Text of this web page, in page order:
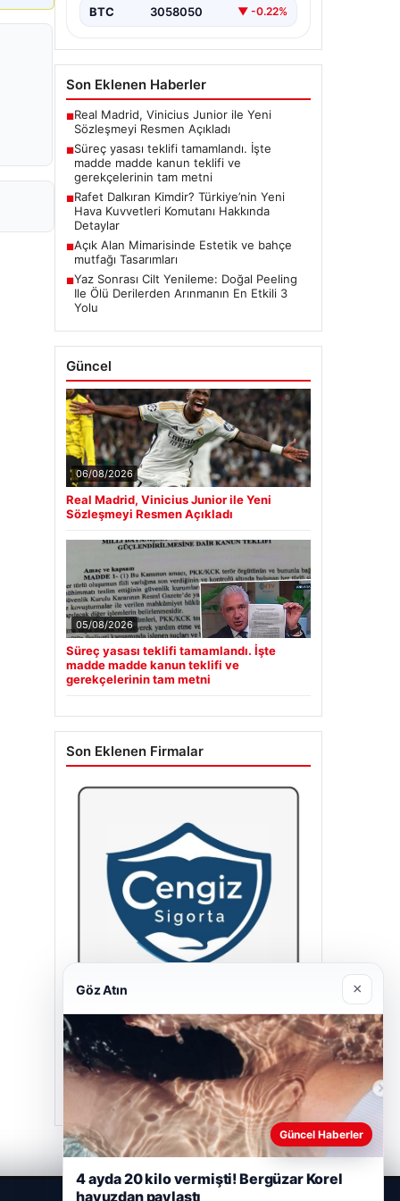
BTC 3058050 ▼ -0.22%
Son Eklenen Haberler
■Real Madrid, Vinicius Junior ile Yeni
Sözleşmeyi Resmen Açıkladı
■Süreç yasası teklifi tamamlandı. İşte
madde madde kanun teklifi ve
gerekçelerinin tam metni
■Rafet Dalkıran Kimdir? Türkiye’nin Yeni
Hava Kuvvetleri Komutanı Hakkında
Detaylar
■Açık Alan Mimarisinde Estetik ve bahçe
mutfağı Tasarımları
■Yaz Sonrası Cilt Yenileme: Doğal Peeling
Ile Ölü Derilerden Arınmanın En Etkili 3
Yolu
Güncel
06/08/2026
Real Madrid, Vinicius Junior ile Yeni
Sözleşmeyi Resmen Açıkladı
05/08/2026
Süreç yasası teklifi tamamlandı. İşte
madde madde kanun teklifi ve
gerekçelerinin tam metni
Son Eklenen Firmalar
Cengiz Sigorta
23/06/2026
Göz Atın ×
Güncel Haberler
4 ayda 20 kilo vermişti! Bergüzar Korel
havuzdan paylaştı